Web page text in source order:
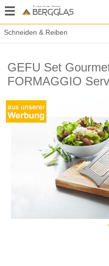
Schneiden & Reiben
GEFU Set
FORMAGGIO